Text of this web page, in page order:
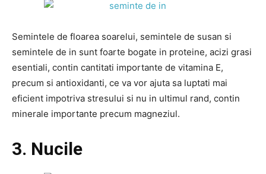
Semintele de floarea soarelui, semintele de susan si
semintele de in sunt foarte bogate in proteine, acizi grasi
esentiali, contin cantitati importante de vitamina E,
precum si antioxidanti, ce va vor ajuta sa luptati mai
eficient impotriva stresului si nu in ultimul rand, contin
minerale importante precum magneziul.
3. Nucile